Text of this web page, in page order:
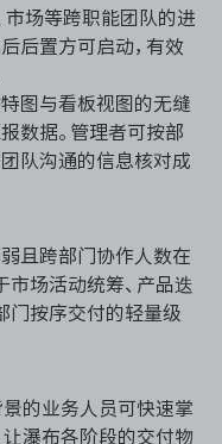
市场等跨职能团队的进
后置方可启动，有效
图与看板视图的无缝
数据。管理者可按部
队沟通的信息核对成
且跨部门协作人数在
市场活动统筹、产品迭
门按序交付的轻量级
景的业务人员可快速掌
让瀑布各阶段的交付物